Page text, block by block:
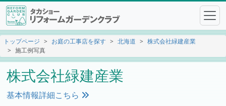
トップページ お庭の工事店を探す 北海道
株式会社緑建産業
施工例写真
株式会社緑建産業
基本情報詳細こちら